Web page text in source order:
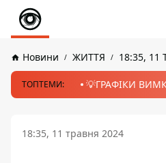
Новини ЖИТТЯ 18:35, 11
ТОПТЕМИ: 💡ГРАФІКИ
18:35, 11 травня 2024